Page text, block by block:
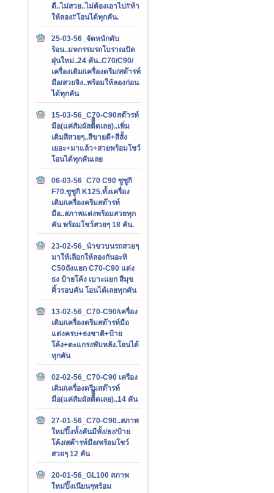
ดี..ไม่สวย..ไม่ต้องเอาไป#ท้า
ให้ลอง#โอนได้ทุกคัน.
25-03-56_จัดหนักดับ
ร้อน..มหกรรมรถโบราณปัด
ฝุ่นใหม่..24 คัน..C70/C90/
เครื่องเดิม/เครื่องดรีม/สต๊ารท์
มือ/สวยจิง..พร้อมให้ลองก่อน
ได้ทุกคัน
15-03-56_C70-C90สต๊ารท์
มือ(แค่สัมผัสติิิิดเลย)..เพิ่ม
เติมสีสวยๆ..สีขายดี+สีสั้ง
เยอะ+มาแล้ว+สวยพร้อมโชว์
โอนได้ทุกคันเลย
06-03-56_C70 C90 ซูซูกิ
F70.ซูซูกิ K125.ทั้งเครื่อง
เดิม/เครื่องครีมสต๊ารท์
มือ..สภาพแต่งพร้อมสวยทุก
คัน พร้อมโชว์สวยๆ 18 คัน.
23-02-56_นำขวบนรถสวยๆ
มาให้เลือกให้ลองกันอะทิ
C50ถังแยก C70-C90 แต่ง
ธง ป้ายโค้ง เบาะแยก สีมุข
คิ้วรอบคัน โอนได้เลยทุกคัน
13-02-56_C70-C90/เครื่อง
เดิม/เครื่องดรีมสต๊ารท์มือ
แต่งครบ+ธงชาติ+ป้าย
โค้ง+ตะแกรงพับหลัง.โอนได้
ทุกคัน
02-02-56_C70-C90 เครือง
เดิม/เครื่องดรีมสต๊ารท์
มือ(แค่สัมผัสติิิิดเลย)..14 คัน
27-01-56_C70-C90..สภาพ
ใหม่ปิ๊งทั้งคันมีทั้ง/ธง/ป้าย
โค้ง/สต๊ารท์มือ/พร้อมโชว์
สวยๆ 12 คัน
20-01-56_GL100 สภาพ
ใหม่ปิ๊งเนียนๆพร้อม